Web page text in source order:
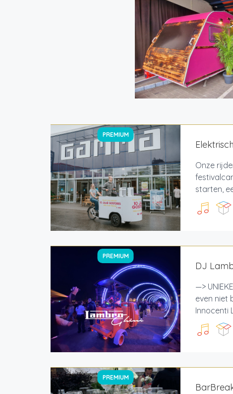
PREMIUM
Onze
starten,
PREMIUM
DJ
—>
even niet
Innocenti
PREMIUM